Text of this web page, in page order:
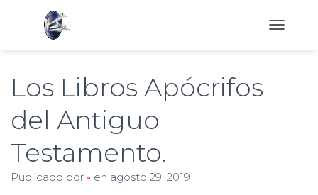
Los Libros Apócrifos
del Antiguo
Testamento.
Publicado por - en agosto 29, 2019